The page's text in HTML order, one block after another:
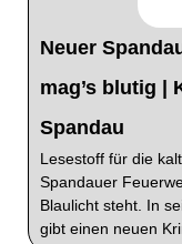
Neuer
mag’s blutig |
Spandau
Lesestoff für die
Spandauer
Blaulicht steht. In
gibt einen neuen